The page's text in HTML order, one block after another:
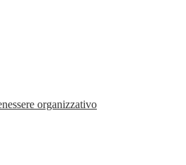
organizzativo